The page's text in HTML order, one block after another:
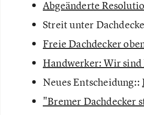
Abgeänderte
Streit unter
Freie Dachdecker
Handwerker: Wir
Neues Entscheidung::
"Bremer Dachdecker